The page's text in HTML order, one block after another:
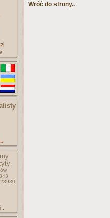
Wróć do strony..